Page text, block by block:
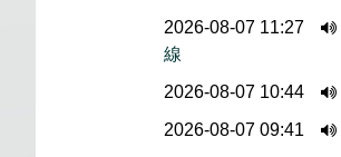
2026-08-07 11:27
線
2026-08-07 10:44
2026-08-07 09:41